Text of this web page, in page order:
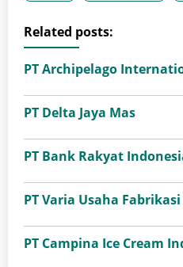
Related posts:
PT Delta Jaya Mas
PT Varia Usaha Fabrikasi